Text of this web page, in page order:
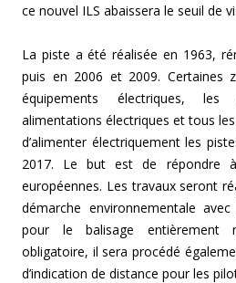
ce nouvel ILS abaissera le seuil de
La piste a été réalisée en 1963,
puis en 2006 et 2009. Certaines
équipements électriques,
alimentations électriques et tous
d’alimenter électriquement les
2017. Le but est de répondre
européennes. Les travaux seront
démarche environnementale
pour le balisage entièrement
obligatoire, il sera procédé
d’indication de distance pour les